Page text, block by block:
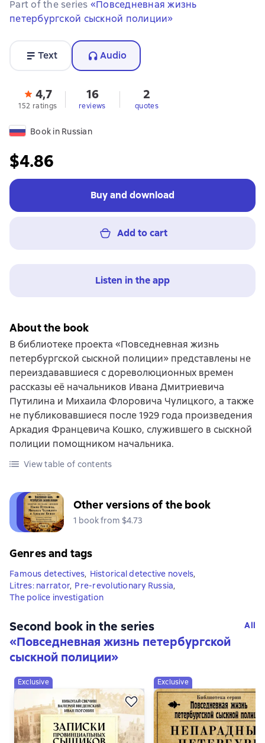
Part of the series «Повседневная жизнь
петербургской сыскной полиции»
Text Audio
4,7
152 ratings
16
reviews
2
quotes
Book in Russian
$4.86
Buy and download
Add to cart
Listen in the app
About the book
В библиотеке проекта «Повседневная жизнь
петербургской сыскной полиции» представлены не
переиздававшиеся с дореволюционных времен
рассказы её начальников Ивана Дмитриевича
Путилина и Михаила Флоровича Чулицкого, а также
не публиковавшиеся после 1929 года произведения
Аркадия Францевича Кошко, служившего в сыскной
полиции помощником начальника.
View table of contents
Other versions of the book
1 book from $4.73
Genres and tags
Famous detectives, Historical detective novels,
Litres: narrator, Pre-revolutionary Russia,
The police investigation
Second book in the series
«Повседневная жизнь петербургской
сыскной полиции»
All
Exclusive Exclusive